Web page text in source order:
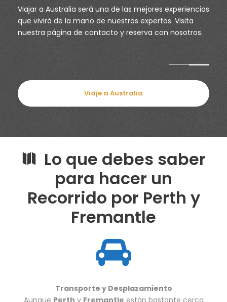
Viajar a Australia será una de las mejores experiencias
que vivirá de la mano de nuestros expertos. Visita
nuestra página de contacto y reserva con nosotros.
Viaje a Australia
Lo que debes saber
para hacer un
Recorrido por Perth y
Fremantle
Transporte y Desplazamiento